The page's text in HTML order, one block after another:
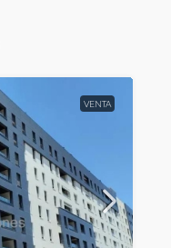
VENTA